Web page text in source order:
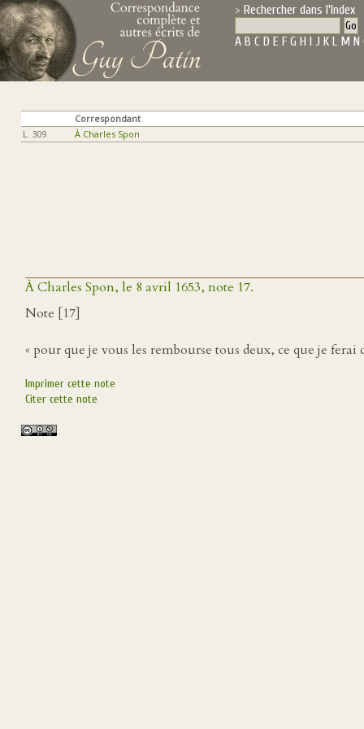
Rechercher dans l'Index
A B C D E F G H I J K L M N